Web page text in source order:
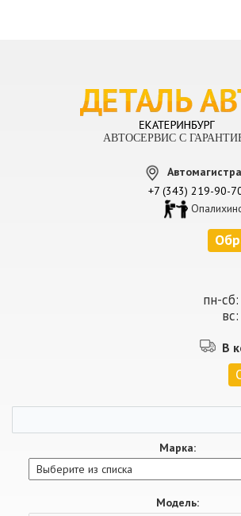
АВТОСЕРВИС С
+7 (343) 219-90-
пн-
В
Марка:
Модель: